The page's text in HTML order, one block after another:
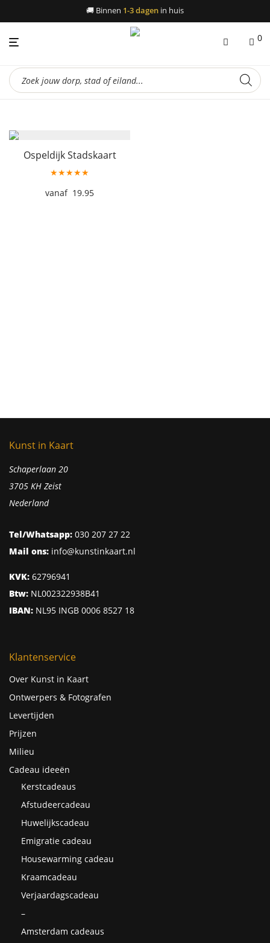
🚚 Binnen 1-3 dagen in huis
0
Producten
zoeken
Ospeldijk Stadskaart
★★★★★
19.95
Kunst in Kaart
Schaperlaan 20
3705 KH Zeist
Nederland
Tel/Whatsapp: 030 207 27 22
Mail ons: info@kunstinkaart.nl
KVK: 62796941
Btw: NL002322938B41
IBAN: NL95 INGB 0006 8527 18
Klantenservice
Over Kunst in Kaart
Ontwerpers & Fotografen
Levertijden
Prijzen
Milieu
Cadeau ideeën
Kerstcadeaus
Afstudeercadeau
Huwelijkscadeau
Emigratie cadeau
Housewarming cadeau
Kraamcadeau
Verjaardagscadeau
–
Amsterdam cadeaus